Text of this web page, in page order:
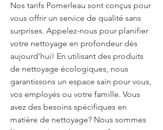
Nos tarifs Pomerleau sont conçus pour
vous offrir un service de qualité sans
surprises. Appelez-nous pour planifier
votre nettoyage en profondeur dès
aujourd'hui! En utilisant des produits
de nettoyage écologiques, nous
garantissons un espace sain pour vous,
vos employés ou votre famille. Vous
avez des besoins spécifiques en
matière de nettoyage? Nous sommes